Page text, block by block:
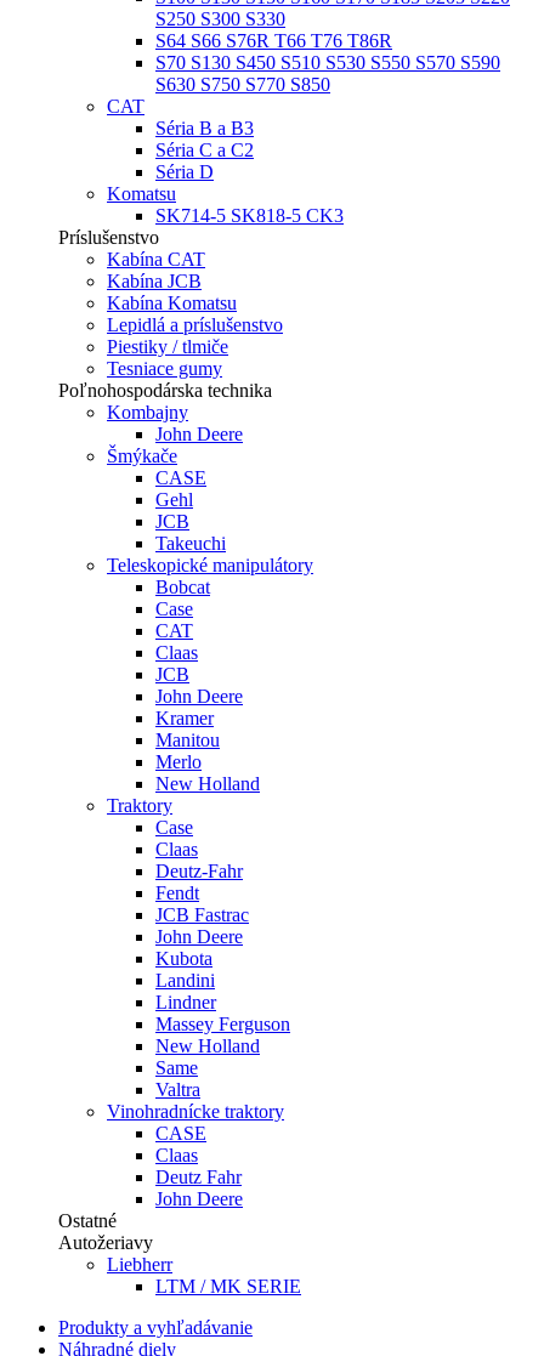
S250 S300 S330
S64 S66 S76R T66 T76 T86R
S70 S130 S450 S510 S530 S550 S570 S590
S630 S750 S770 S850
CAT
Séria B a B3
Séria C a C2
Séria D
Komatsu
SK714-5 SK818-5 CK3
Príslušenstvo
Kabína CAT
Kabína JCB
Kabína Komatsu
Lepidlá a príslušenstvo
Piestiky / tlmiče
Tesniace gumy
Poľnohospodárska technika
Kombajny
John Deere
Šmýkače
CASE
Gehl
JCB
Takeuchi
Teleskopické manipulátory
Bobcat
Case
CAT
Claas
JCB
John Deere
Kramer
Manitou
Merlo
New Holland
Traktory
Case
Claas
Deutz-Fahr
Fendt
JCB Fastrac
John Deere
Kubota
Landini
Lindner
Massey Ferguson
New Holland
Same
Valtra
Vinohradnícke traktory
CASE
Claas
Deutz Fahr
John Deere
Ostatné
Autožeriavy
Liebherr
LTM / MK SERIE
Produkty a vyhľadávanie
Náhradné diely